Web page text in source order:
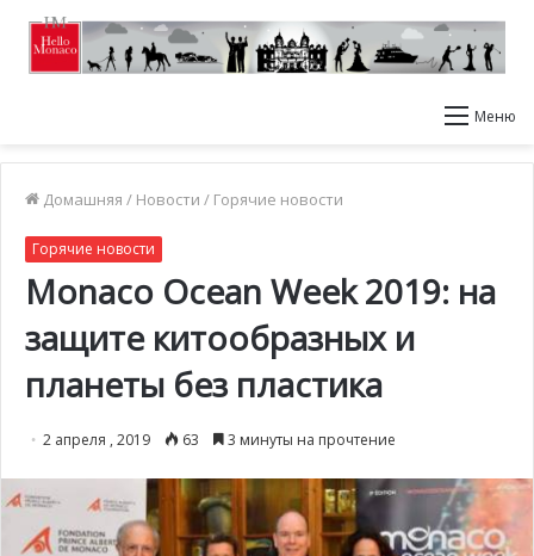
Меню
Домашняя / Новости / Горячие новости
Горячие новости
Monaco Ocean Week 2019: на
защите китообразных и
планеты без пластика
2 апреля , 2019 63 3 минуты на прочтение